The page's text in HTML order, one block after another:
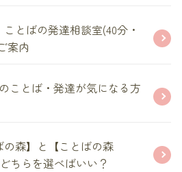
ことばの発達相談室(40分・
案内
ことば・発達が気になる方
の森】と【ことばの森
ちらを選べばいい？